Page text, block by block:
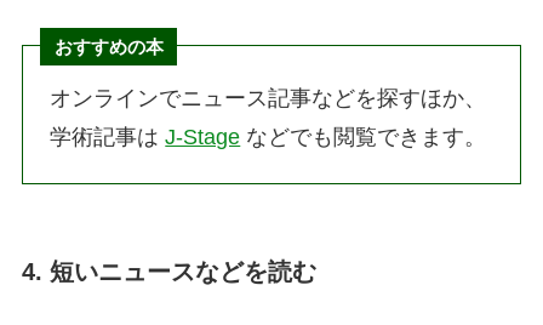
おすすめの本
オンラインでニュース記事などを探すほか、
学術記事はJ-Stage などでも閲覧できます。
4. 短いニュースなどを読む